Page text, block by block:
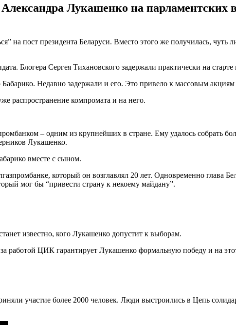
Лукашенко на
на пост президента Беларуси. Вместо этого же получилась, чуть
Блогера Сергея Тихановского задержали практически на
Недавно задержали и его. Это привело к массовым
распространение компромата и на него.
– одним из крупнейших в стране. Ему удалось собрать
Лукашенко.
вместе с сыном.
который он возглавлял 20 лет. Одновременно глава
мог бы “привести страну к некоему майдану”.
известно, кого Лукашенко допустит к выборам.
работой ЦИК гарантирует Лукашенко формальную победу и на
участие более 2000 человек. Люди выстроились в Цепь